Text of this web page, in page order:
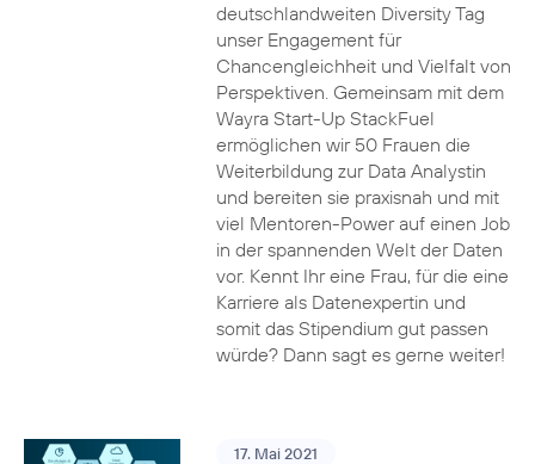
deutschlandweiten Diversity Tag
unser Engagement für
Chancengleichheit und Vielfalt von
Perspektiven. Gemeinsam mit dem
Wayra Start-Up StackFuel
ermöglichen wir 50 Frauen die
Weiterbildung zur Data Analystin
und bereiten sie praxisnah und mit
viel Mentoren-Power auf einen Job
in der spannenden Welt der Daten
vor. Kennt Ihr eine Frau, für die eine
Karriere als Datenexpertin und
somit das Stipendium gut passen
würde? Dann sagt es gerne weiter!
17. Mai 2021